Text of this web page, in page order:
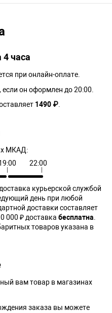
4 часа
при онлайн-оплате.
если он оформлен до 20:00.
1490 ₽
МКАД:
22:00
курьерской службой
день при любой
доставки составляет
000 ₽ доставка бесплатна
товаров указана в
вам товар в магазинах
заказа вы можете